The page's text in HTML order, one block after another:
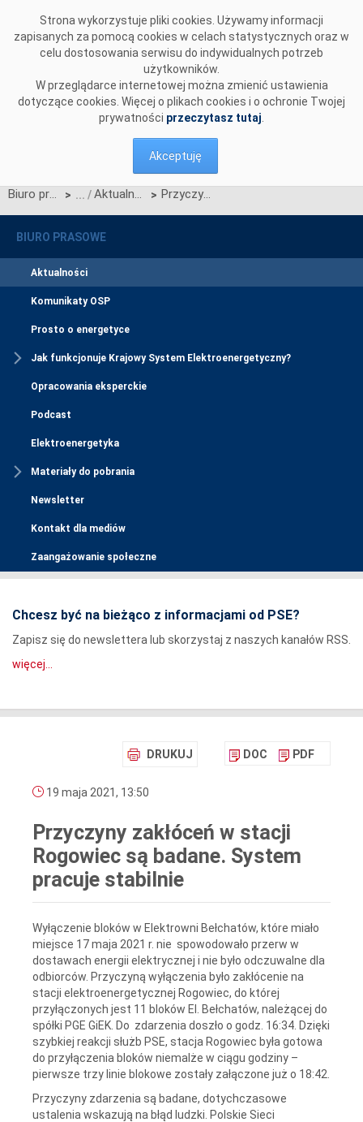
Strona wykorzystuje pliki cookies. Używamy informacji
zapisanych za pomocą cookies w celach statystycznych oraz w
celu dostosowania serwisu do indywidualnych potrzeb
użytkowników.
W przeglądarce internetowej można zmienić ustawienia
dotyczące cookies. Więcej o plikach cookies i o ochronie Twojej
prywatności przeczytasz tutaj
Akceptuję
Biuro prasowe > Aktualności > Przyczyny zakłóceń w stacji Rogowiec są badane. System pracuje stabilnie
BIURO PRASOWE
Aktualności
Komunikaty OSP
Prosto o energetyce
Jak funkcjonuje Krajowy System Elektroenergetyczny?
Opracowania eksperckie
Podcast
Elektroenergetyka
Materiały do pobrania
Newsletter
Kontakt dla mediów
Zaangażowanie społeczne
Chcesz być na bieżąco z informacjami od PSE?
Zapisz się do newslettera lub skorzystaj z naszych kanałów RSS.
więcej...
DRUKUJ DOC PDF
19 maja 2021, 13:50
Przyczyny zakłóceń w stacji
Rogowiec są badane. System
pracuje stabilnie
Wyłączenie bloków w Elektrowni Bełchatów, które miało
miejsce 17 maja 2021 r. nie spowodowało przerw w
dostawach energii elektrycznej i nie było odczuwalne dla
odbiorców. Przyczyną wyłączenia było zakłócenie na
stacji elektroenergetycznej Rogowiec, do której
przyłączonych jest 11 bloków El. Bełchatów, należącej do
spółki PGE GiEK. Do zdarzenia doszło o godz. 16:34. Dzięki
szybkiej reakcji służb PSE, stacja Rogowiec była gotowa
do przyłączenia bloków niemalże w ciągu godziny –
pierwsze trzy linie blokowe zostały załączone już o 18:42.
Przyczyny zdarzenia są badane, dotychczasowe
ustalenia wskazują na błąd ludzki. Polskie Sieci